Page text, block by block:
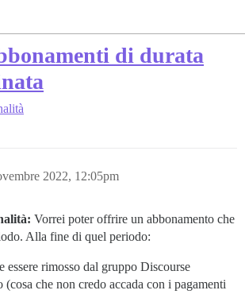
di durata
2022, 12:05pm
Vorrei poter offrire un abbonamento che
Alla fine di quel periodo:
essere rimosso dal gruppo Discourse
(cosa che non credo accada con i pagamenti